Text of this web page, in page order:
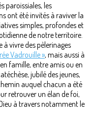
paroissiales, les
ont été invités à raviver la
simples, profondes et
de notre territoire.
à vivre des pèlerinages
Vadrouille », mais aussi à
famille, entre amis ou en
jubilé des jeunes,
auquel chacun a été
retrouver un élan de foi,
à travers notamment le